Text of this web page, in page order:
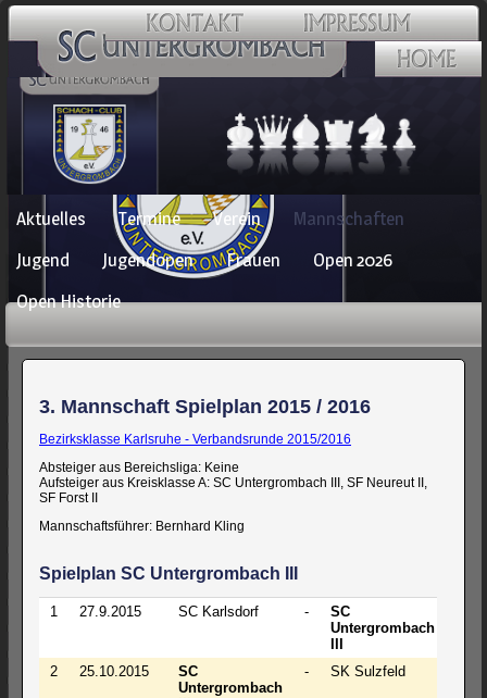
Navigation
überspringen
Aktuelles Termine Verein
Mannschaften
Jugend
Jugendopen Frauen
Open 2026
Open Historie
3. Mannschaft Spielplan 2015 / 2016
Bezirksklasse Karlsruhe - Verbandsrunde 2015/2016
Absteiger aus Bereichsliga: Keine
Aufsteiger aus Kreisklasse A: SC Untergrombach III, SF Neureut II,
SF Forst II
Mannschaftsführer: Bernhard Kling
Spielplan SC Untergrombach III
1 27.9.2015 SC Karlsdorf -
SC
Untergrombach
2 25.10.2015
SC
Untergrombach
- SK Sulzfeld